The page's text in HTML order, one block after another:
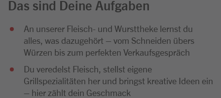
Das sind Deine Aufgaben
An unserer Fleisch- und Wursttheke lernst du
alles, was dazugehört – vom Schneiden übers
Würzen bis zum perfekten Verkaufsgespräch
Du veredelst Fleisch, stellst eigene
Grillspezialitäten her und bringst kreative Ideen ein
– hier zählt dein Geschmack